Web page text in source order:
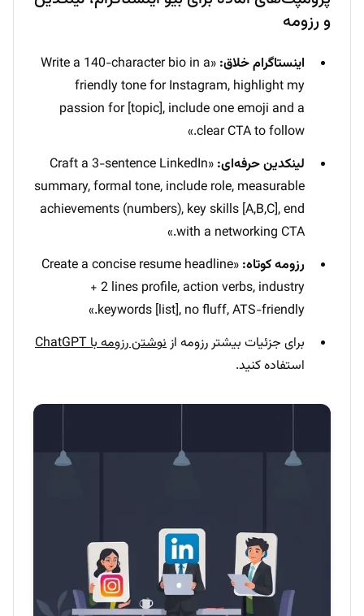
و رزومه
اینستاگرام خلاق: «Write a 140-character bio in a
friendly tone for Instagram, highlight my
passion for [topic], include one emoji and a
clear CTA to follow.»
لینکدین حرفه‌ای: «Craft a 3-sentence LinkedIn
summary, formal tone, include role, measurable
achievements (numbers), key skills [A,B,C], end
with a networking CTA.»
رزومه کوتاه: «Create a concise resume headline
+ 2 lines profile, action verbs, industry
keywords [list], no fluff, ATS-friendly.»
برای جزئیات بیشتر رزومه ازنوشتن رزومه با ChatGPT
استفاده کنید.